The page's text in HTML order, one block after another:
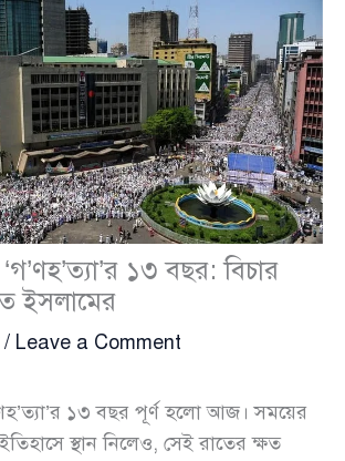
১৩ বছর: বিচার
ইসলামের
/ Leave a Comment
১৩ বছর পূর্ণ হলো আজ। সময়ের
স্থান নিলেও, সেই রাতের ক্ষত